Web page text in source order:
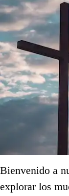
Bienvenido a
explorar los